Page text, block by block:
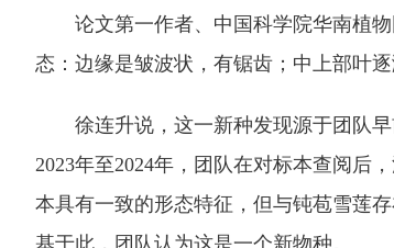
论文第一作者、中国科学院华南植物
态：边缘是皱波状，有锯齿；中上部叶
徐连升说，这一新种发现源于团队早
2023年至2024年，团队在对标本查阅后
本具有一致的形态特征，但与钝苞雪莲
基于此，团队认为这是一个新物种。